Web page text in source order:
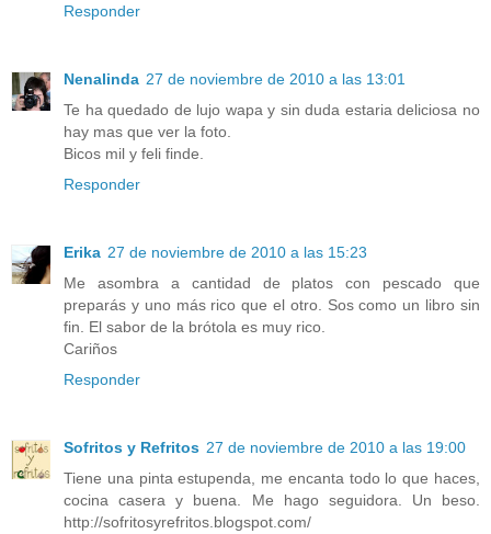
Responder
Nenalinda 27 de noviembre de 2010 a las 13:01
Te ha quedado de lujo wapa y sin duda estaria deliciosa no
hay mas que ver la foto.
Bicos mil y feli finde.
Responder
Erika 27 de noviembre de 2010 a las 15:23
Me asombra a cantidad de platos con pescado que
preparás y uno más rico que el otro. Sos como un libro sin
fin. El sabor de la brótola es muy rico.
Cariños
Responder
Sofritos y Refritos 27 de noviembre de 2010 a las 19:00
Tiene una pinta estupenda, me encanta todo lo que haces,
cocina casera y buena. Me hago seguidora. Un beso.
http://sofritosyrefritos.blogspot.com/